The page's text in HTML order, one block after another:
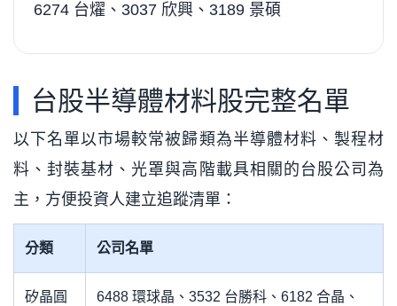
6274 台燿、3037 欣興、3189 景碩
台股半導體材料股完整名單
以下名單以市場較常被歸類為半導體材料、製程材
料、封裝基材、光罩與高階載具相關的台股公司為
主，方便投資人建立追蹤清單：
分類 公司名單
矽晶圓
6488 環球晶、3532 台勝科、6182 合晶、